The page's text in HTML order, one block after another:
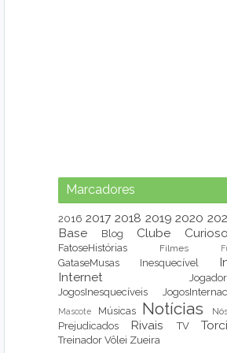
Marcadores
2016 2017 2018 2019 2020
Base
Blog Clube Curioso
FatoseHistórias
Filmes
GataseMusas Inesquecível
Internet
JogosInesquecíveis
Mascote Músicas Notícias
Prejudicados Rivais TV
Treinador Vôlei Zueira